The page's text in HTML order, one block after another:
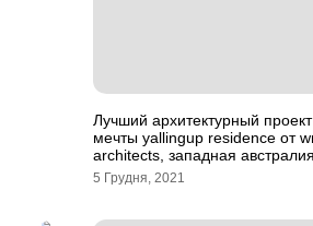
Лучший архитектурный
мечты yallingup residence от
architects, западная австралия
5 Грудня, 2021